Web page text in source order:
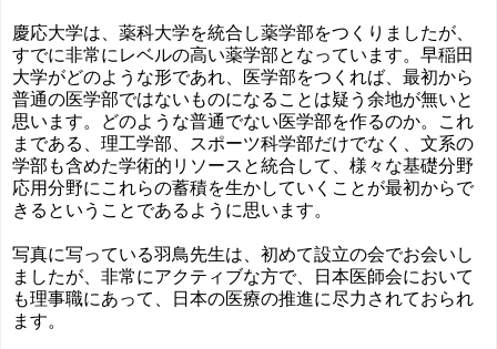
慶応大学は、薬科大学を統合し薬学部をつくりましたが、
すでに非常にレベルの高い薬学部となっています。早稲田
大学がどのような形であれ、医学部をつくれば、最初から
普通の医学部ではないものになることは疑う余地が無いと
思います。どのような普通でない医学部を作るのか。これ
まである、理工学部、スポーツ科学部だけでなく、文系の
学部も含めた学術的リソースと統合して、様々な基礎分野
応用分野にこれらの蓄積を生かしていくことが最初からで
きるということであるように思います。
写真に写っている羽鳥先生は、初めて設立の会でお会いし
ましたが、非常にアクティブな方で、日本医師会において
も理事職にあって、日本の医療の推進に尽力されておられ
ます。